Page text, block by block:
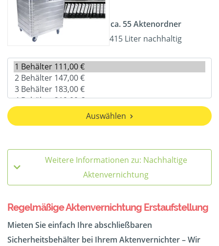
ca. 55 Aktenordner
415 Liter nachhaltig
Auswählen
Weitere Informationen zu: Nachhaltige
Aktenvernichtung
Regelmäßige Aktenvernichtung Erstaufstellung
Mieten Sie einfach Ihre abschließbaren
Sicherheitsbehälter bei Ihrem Aktenvernichter – Wir